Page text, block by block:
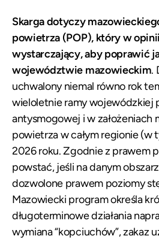
Skarga dotyczy
powietrza (POP), który w
wystarczający, aby poprawić
województwie mazowieckim.
uchwalony niemal równo rok
wieloletnie ramy wojewódzkiej
antysmogowej i w założeniach
powietrza w całym regionie (w
2026 roku. Zgodnie z prawem
powstać, jeśli na danym
dozwolone prawem poziomy
Mazowiecki program określa
długoterminowe działania
wymiana “kopciuchów”, zakaz